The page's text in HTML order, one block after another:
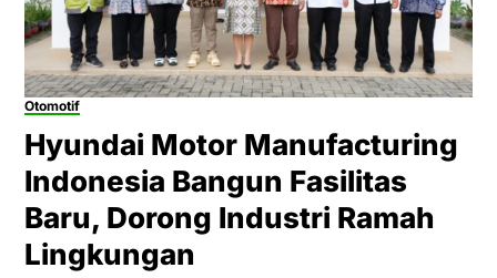
Otomotif
Hyundai Motor Manufacturing
Indonesia Bangun Fasilitas
Baru, Dorong Industri Ramah
Lingkungan